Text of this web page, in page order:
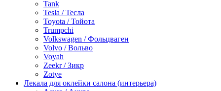
Tank
Tesla / Тесла
Toyota / Тойота
Trumpchi
Volkswagen / Фольцваген
Volvo / Вольво
Voyah
Zeekr / Зикр
Zotye
Лекала для оклейки салона (интерьера)